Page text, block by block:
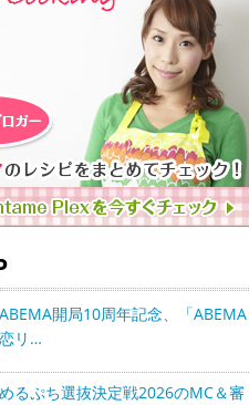
ABEMA開局10周年記念、「ABEMA
恋リ…
めるぷち選抜決定戦2026のMC＆審